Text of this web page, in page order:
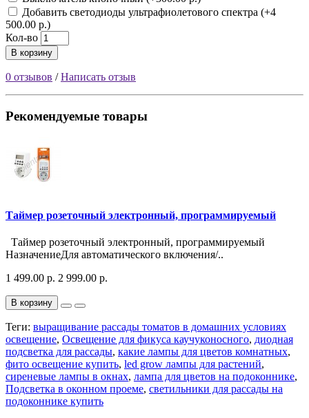
Добавить светодиоды ультрафиолетового спектра (+4
500.00 р.)
Кол-во
В корзину
0 отзывов /Написать отзыв
Рекомендуемые товары
Таймер розеточный электронный, программируемый
Таймер розеточный электронный, программируемый
НазначениеДля автоматического включения/..
1 499.00 р. 2 999.00 р.
В корзину
Теги: выращивание рассады томатов в домашних условиях
освещение, Освещение для фикуса каучуконосного, диодная
подсветка для рассады, какие лампы для цветов комнатных,
фито освещение купить, led grow лампы для растений,
сиреневые лампы в окнах, лампа для цветов на подоконнике,
Подсветка в оконном проеме, светильники для рассады на
подоконнике купить